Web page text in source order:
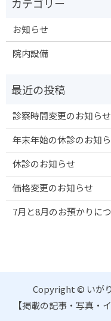
お知らせ
院内設備
診察時間変更のお知らせ
年末年始の休診のお知
休診のお知らせ
価格変更のお知らせ
7月と8月のお預かりに
Copyright © いが
【掲載の記事・写真・